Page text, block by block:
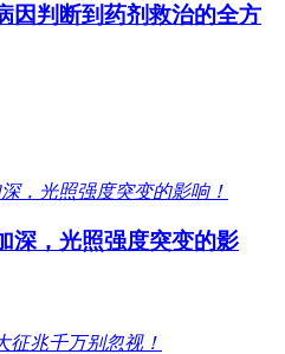
因判断到药剂救治的全方
深，光照强度突变的影